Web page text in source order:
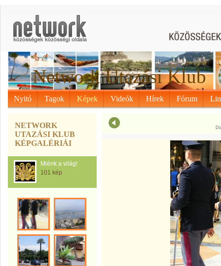
Network Utazási Klub
Nyitó Tagok Képek Videók Hírek Fórum
NETWORK
UTAZÁSI KLUB
KÉPGALÉRIÁI
Miénk a világ!
101 kép